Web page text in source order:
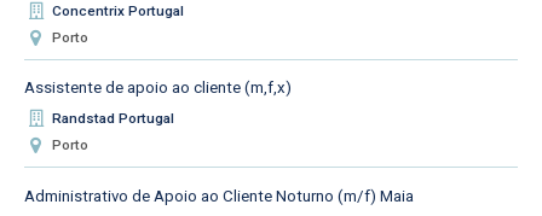
Concentrix Portugal
Porto
Assistente de apoio ao cliente (m,f,x)
Randstad Portugal
Porto
Administrativo de Apoio ao Cliente Noturno (m/f) Maia